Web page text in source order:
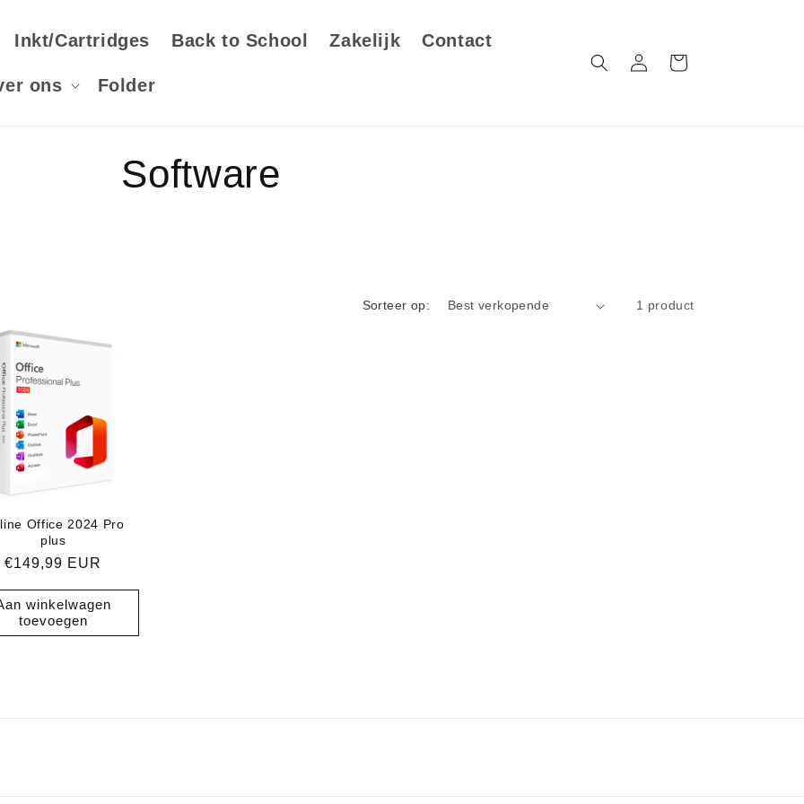
Inkt/Cartridges Back to School Zakelijk Contact
ons Folder
InloggenWinkelwagen
C
i
:
Software
Sorteer op: 1 product
Office 2024 Pro
plus
Normale
€149,99 EUR
winkelwagen
toevoegen